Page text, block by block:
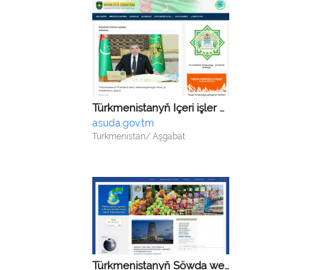
Türkmenistanyň Içeri işler ministrligi
asuda.gov.tm
Turkmenistan/ Aşgabat
Türkmenistanyň Söwda we daşary ykdysadyýet aragatnaşyklar ministrligi